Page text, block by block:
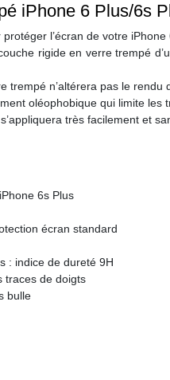
iPhone 6 Plus/6s
l’écran de votre
rigide en verre trempé
trempé n’altérera pas le
oléophobique qui limite les
très facilement et
6s Plus
écran standard
: indice de dureté 9H
traces de doigts
bulle